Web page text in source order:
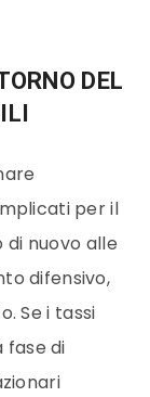
DEL
per il
di nuovo alle
difensivo,
Se i tassi
fase di